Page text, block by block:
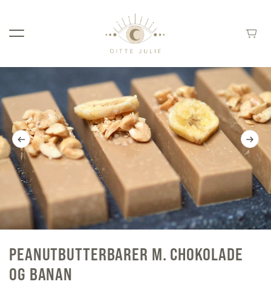
PEANUTBUTTERBARER M. CHOKOLADE
OG BANAN